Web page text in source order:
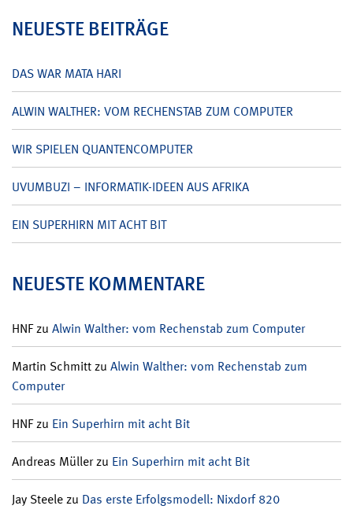
NEUESTE BEITRÄGE
DAS WAR MATA HARI
ALWIN WALTHER: VOM RECHENSTAB ZUM COMPUTER
WIR SPIELEN QUANTENCOMPUTER
UVUMBUZI – INFORMATIK-IDEEN AUS AFRIKA
EIN SUPERHIRN MIT ACHT BIT
NEUESTE KOMMENTARE
HNFzu Alwin Walther: vom Rechenstab zum Computer
Martin Schmittzu Alwin Walther: vom Rechenstab zum
Computer
HNFzu Ein Superhirn mit acht Bit
Andreas Müllerzu Ein Superhirn mit acht Bit
Jay Steelezu Das erste Erfolgsmodell: Nixdorf 820